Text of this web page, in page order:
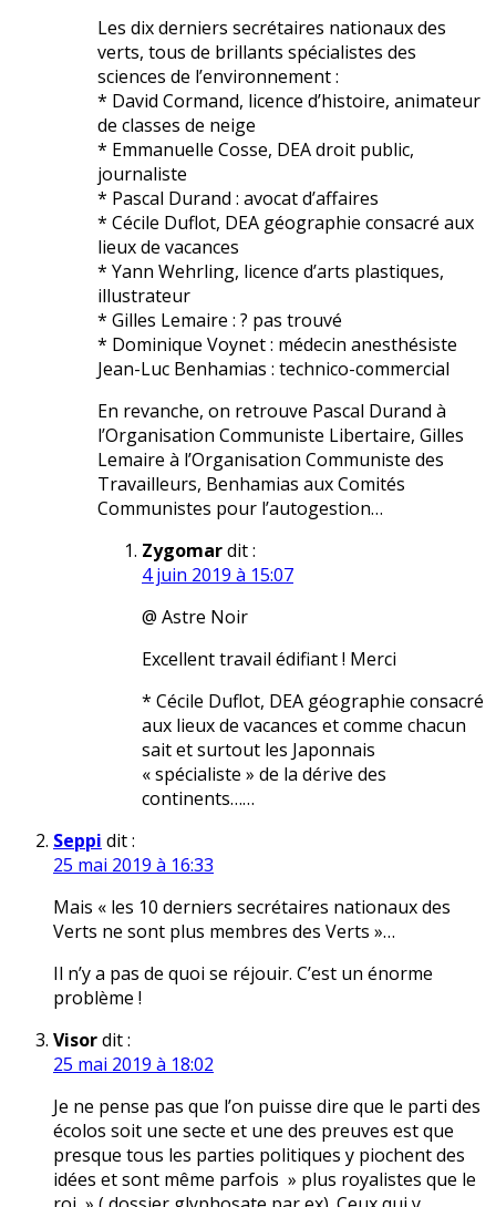
Les dix derniers secrétaires nationaux des
verts, tous de brillants spécialistes des
sciences de l’environnement :
* David Cormand, licence d’histoire, animateur
de classes de neige
* Emmanuelle Cosse, DEA droit public,
journaliste
* Pascal Durand : avocat d’affaires
* Cécile Duflot, DEA géographie consacré aux
lieux de vacances
* Yann Wehrling, licence d’arts plastiques,
illustrateur
* Gilles Lemaire : ? pas trouvé
* Dominique Voynet : médecin anesthésiste
Jean-Luc Benhamias : technico-commercial
En revanche, on retrouve Pascal Durand à
l’Organisation Communiste Libertaire, Gilles
Lemaire à l’Organisation Communiste des
Travailleurs, Benhamias aux Comités
Communistes pour l’autogestion…
Zygomardit :
4 juin 2019 à 15:07
@ Astre Noir
Excellent travail édifiant ! Merci
* Cécile Duflot, DEA géographie consacré
aux lieux de vacances et comme chacun
sait et surtout les Japonnais
« spécialiste » de la dérive des
continents……
Seppi dit :
25 mai 2019 à 16:33
Mais « les 10 derniers secrétaires nationaux des
Verts ne sont plus membres des Verts »…
Il n’y a pas de quoi se réjouir. C’est un énorme
problème !
Visordit :
25 mai 2019 à 18:02
Je ne pense pas que l’on puisse dire que le parti des
écolos soit une secte et une des preuves est que
presque tous les parties politiques y piochent des
idées et sont même parfois » plus royalistes que le